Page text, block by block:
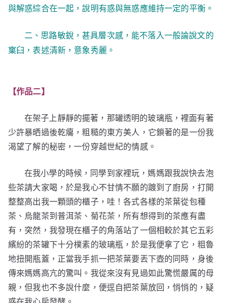
與解惑綜合在一起，說明有惑與無惑應維持一定的平衡。
二、思路敏銳，甚具層次感，能不落入一般論說文的
窠臼，表述清新，意象秀麗。
【作品二】
在架子上靜靜的擺著，那罐透明的玻璃瓶，裡面有著
少許暴晒過後乾癟，粗糙的東方美人，它鎖著的是一份我
渴望了解的秘密，一份穿越世紀的情感。
在我小學的時候，同學到家裡玩，媽媽跟我說快去泡
些茶請大家喝，於是我心不甘情不願的踱到了廚房，打開
整整高出我一顆頭的櫃子，哇！各式各樣的茶葉從包種
茶、烏龍茶到普洱茶、菊花茶，所有想得到的茶應有盡
有，突然，我發現在櫃子的角落站了一個相較於其它五彩
繽紛的茶罐下十分樸素的玻璃瓶，於是我便拿了它，粗魯
地扭開瓶蓋，正當我手抓一把茶葉要丟下壺的同時，身後
傳來媽媽高亢的驚叫。我從來沒有見過如此驚慌嚴厲的母
親，但我也不多說什麼，便逕自把茶葉放回，悄悄的，疑